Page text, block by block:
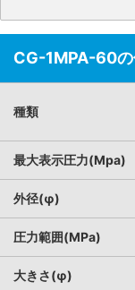
CG-1MPA-60
種類
最大表示圧力(Mpa)
外径(φ)
圧力範囲(MPa)
大きさ(φ)